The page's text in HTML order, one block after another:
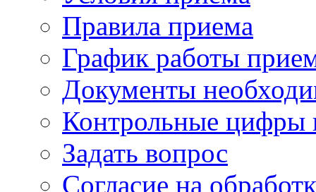
Правила приема
График работы
Документы
Контрольные цифры
Задать вопрос
Согласие на